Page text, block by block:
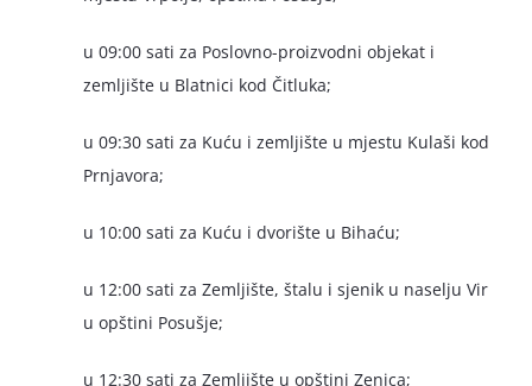
u 09:00 sati za Poslovno-proizvodni objekat i
zemljište u Blatnici kod Čitluka;
u 09:30 sati za Kuću i zemljište u mjestu Kulaši kod
Prnjavora;
u 10:00 sati za Kuću i dvorište u Bihaću;
u 12:00 sati za Zemljište, štalu i sjenik u naselju Vir
u opštini Posušje;
u 12:30 sati za Zemljište u opštini Zenica;